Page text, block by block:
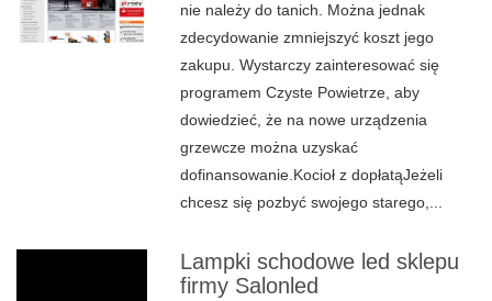
nie należy do tanich. Można jednak
zdecydowanie zmniejszyć koszt jego
zakupu. Wystarczy zainteresować się
programem Czyste Powietrze, aby
dowiedzieć, że na nowe urządzenia
grzewcze można uzyskać
dofinansowanie.Kocioł z dopłatąJeżeli
chcesz się pozbyć swojego starego,...
Lampki schodowe led sklepu
firmy Salonled